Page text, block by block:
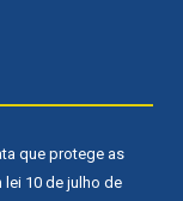
que protege as
lei 10 de julho de